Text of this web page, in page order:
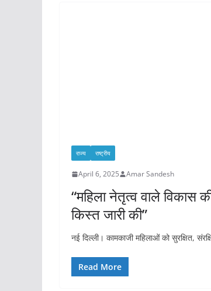
राज्य राष्ट्रीय
April 6, 2025 Amar Sandesh
“महिला नेतृत्व वाले विकास
किस्त जारी की”
नई दिल्ली। कामकाजी महिलाओं को सुरक्षित,
Read More